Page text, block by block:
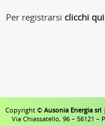
Per registrarsi clicchi qui
Copyright © Ausonia Energia srl|
Via Chiassatello, 96 – 56121 –